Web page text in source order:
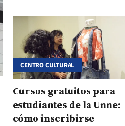
CENTRO CULTURAL
Cursos gratuitos para
estudiantes de la Unne:
cómo inscribirse